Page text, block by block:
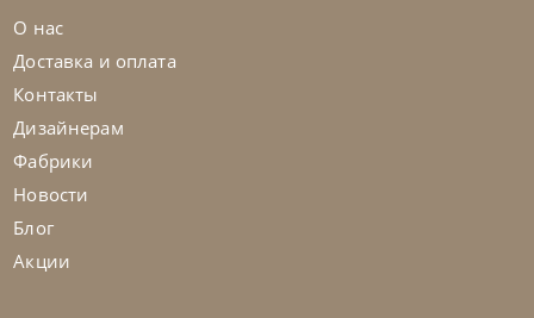
О нас
Доставка и оплата
Контакты
Дизайнерам
Фабрики
Новости
Блог
Акции